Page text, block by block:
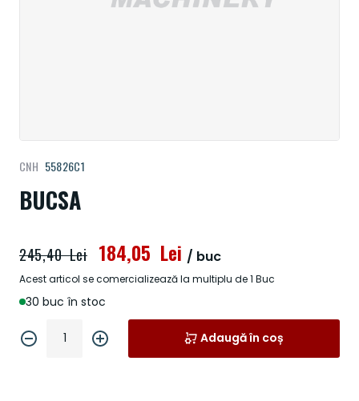
BUCSA
CNH 55826C1
30 buc în stoc
184,05 Lei
245,40 Lei / buc
Acest articol se comercializează la multiplu de 1 Buc
Adaugă în coș
la
începutul
galeriei
imagini